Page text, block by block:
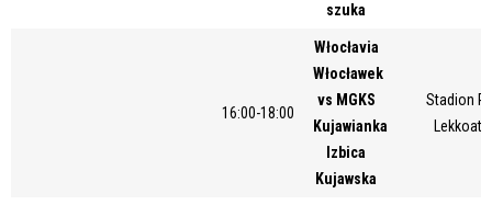
szuka
16:00-18:00
Włocłavia
Włocławek
vs MGKS
Kujawianka
Izbica
Kujawska
Stadion